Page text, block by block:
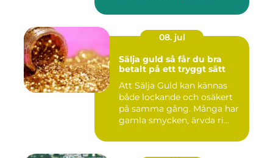
08. jul
Sälja guld så får du bra
betalt på ett tryggt sätt
Att Sälja Guld kan kännas
både lockande och osäkert
på samma gång. Många har
gamla smycken, ärvda ri...